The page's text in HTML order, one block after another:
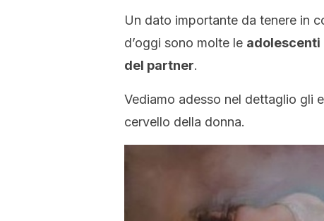
Un dato importante da tenere in
d’oggi sono molte le adolescenti
del partner.
Vediamo adesso nel dettaglio gli
cervello della donna.